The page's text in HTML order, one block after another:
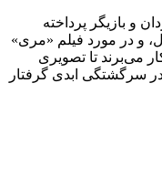
کارگردان و بازیگر پرداخته
و در مورد فیلم «مری»
می‌برند تا تصویری
سرگشتگی ابدی گرفتار